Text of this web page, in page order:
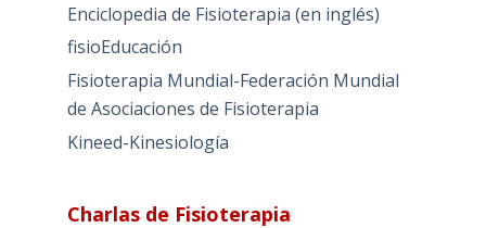
Enciclopedia de Fisioterapia (en inglés)
fisioEducación
Fisioterapia Mundial-Federación Mundial
de Asociaciones de Fisioterapia
Kineed-Kinesiología
Charlas de Fisioterapia